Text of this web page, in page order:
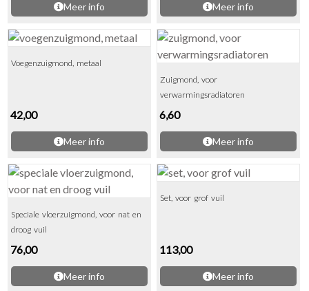
Meer info Meer info
Voegenzuigmond, metaal
42,00
Meer info
Zuigmond, voor
verwarmingsradiatoren
6,60
Meer info
Speciale vloerzuigmond, voor nat en
droog vuil
76,00
Meer info
Set, voor grof vuil
113,00
Meer info